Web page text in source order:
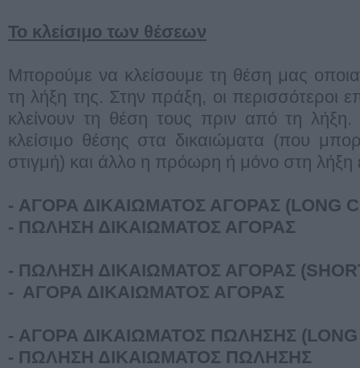
Το κλείσιμο των θέσεων
Μπορούμε να κλείσουμε τη θέση μας
τη λήξη της. Στην πράξη, οι περισσότεροι
κλείνουν τη θέση τους πριν από τη
κλείσιμο θέσης στα δικαιώματα (που
στιγμή) και άλλο η πρόωρη ή μόνο στη λήξη
- ΑΓOΡΑ ΔΙΚΑΙΩΜΑΤOΣ ΑΓOΡΑΣ (LONG
- ΠΩΛΗΣΗ ΔΙΚΑΙΩΜΑΤOΣ ΑΓΟΡΑΣ
- ΠΩΛΗΣΗ ΔΙΚΑΙΩΜΑΤOΣ ΑΓOΡΑΣ
- ΑΓOΡΑ ΔΙΚΑΙΩΜΑΤOΣ ΑΓOΡΑΣ
- ΑΓOΡΑ ΔΙΚΑΙΩΜΑΤOΣ ΠΩΛΗΣΗΣ (LONG
- ΠΩΛΗΣΗ ΔΙΚΑΙΩΜΑΤOΣ ΠΩΛΗΣΗΣ